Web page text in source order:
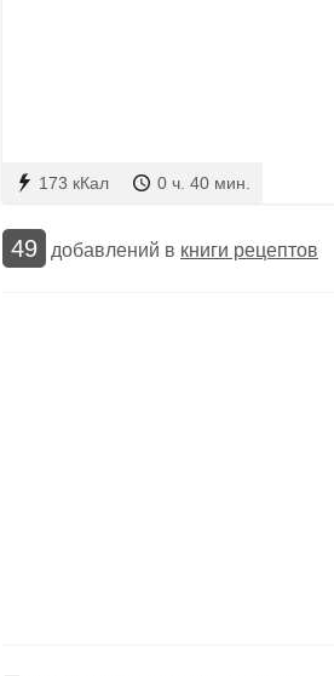
173 кКал 0 ч. 40 мин.
49 добавлений в книги рецептов